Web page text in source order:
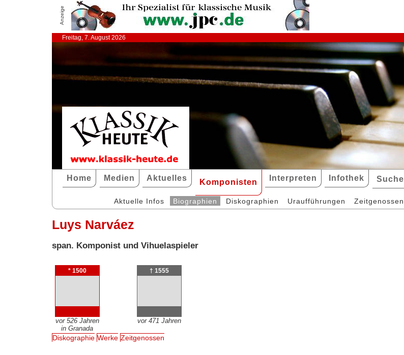
Anzeige
Freitag, 7. August 2026
Home Medien Aktuelles Komponisten Interpreten Infothek Suche
Aktuelle Infos Biographien Diskographien Uraufführungen Zeitgenossen
Luys Narváez
span. Komponist und Vihuelaspieler
* 1500
vor 526 Jahren
in Granada
† 1555
vor 471 Jahren
Diskographie Werke Zeitgenossen